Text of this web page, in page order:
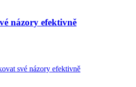
názory efektivně
své názory efektivně